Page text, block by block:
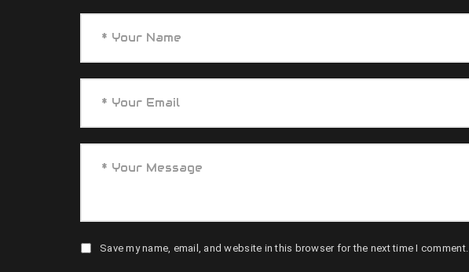
Save my name, email, and website in this browser for the next time I comment.